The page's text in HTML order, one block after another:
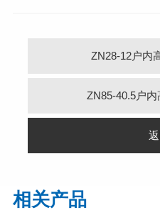
ZN28-12户内
ZN85-40.5户
相关产品